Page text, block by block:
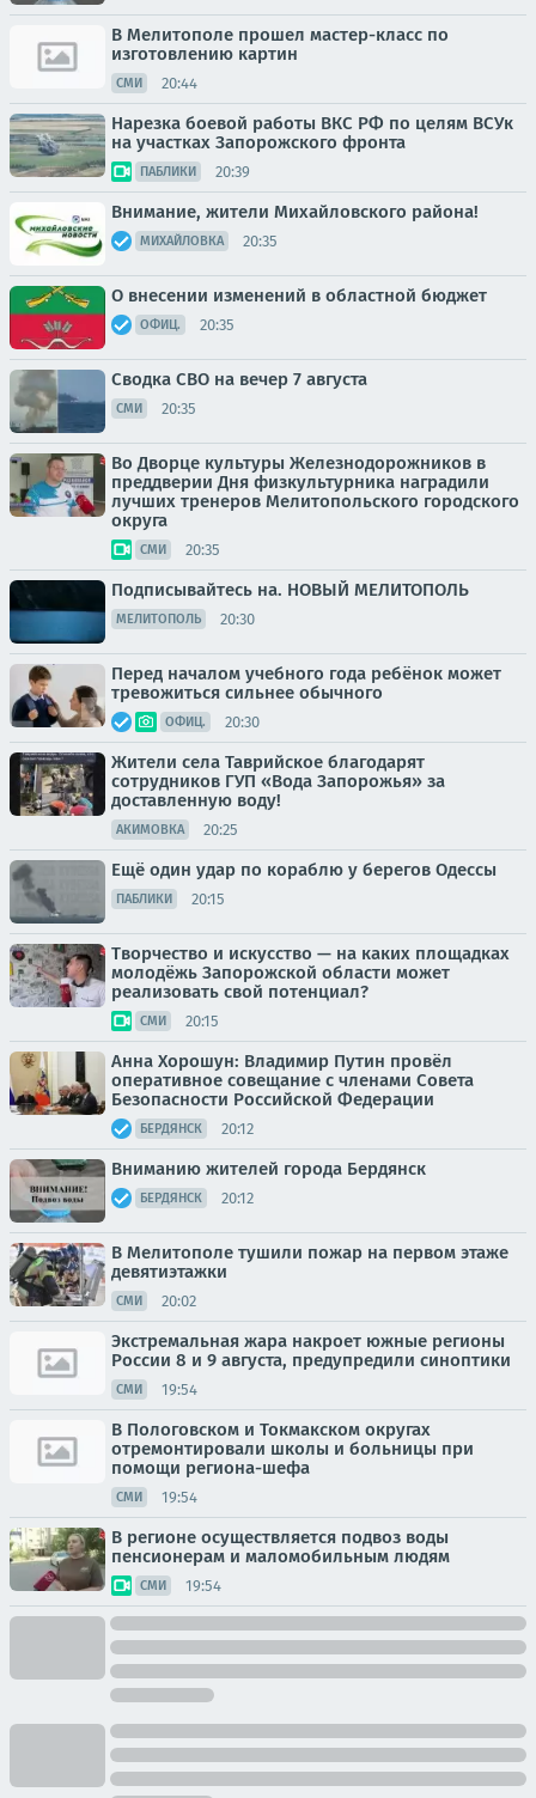
В Мелитополе прошел мастер-класс по
изготовлению картин
СМИ 20:44
Нарезка боевой работы ВКС РФ по целям ВСУк
на участках Запорожского фронта
ПАБЛИКИ 20:39
Внимание, жители Михайловского района!
МИХАЙЛОВКА 20:35
О внесении изменений в областной бюджет
ОФИЦ. 20:35
Сводка СВО на вечер 7 августа
СМИ 20:35
Во Дворце культуры Железнодорожников в
преддверии Дня физкультурника наградили
лучших тренеров Мелитопольского городского
округа
СМИ 20:35
Подписывайтесь на. НОВЫЙ МЕЛИТОПОЛЬ
МЕЛИТОПОЛЬ 20:30
Перед началом учебного года ребёнок может
тревожиться сильнее обычного
ОФИЦ. 20:30
Жители села Таврийское благодарят
сотрудников ГУП «Вода Запорожья» за
доставленную воду!
АКИМОВКА 20:25
Ещё один удар по кораблю у берегов Одессы
ПАБЛИКИ 20:15
Творчество и искусство — на каких площадках
молодёжь Запорожской области может
реализовать свой потенциал?
СМИ 20:15
Анна Хорошун: Владимир Путин провёл
оперативное совещание с членами Совета
Безопасности Российской Федерации
БЕРДЯНСК 20:12
Вниманию жителей города Бердянск
БЕРДЯНСК 20:12
В Мелитополе тушили пожар на первом этаже
девятиэтажки
СМИ 20:02
Экстремальная жара накроет южные регионы
России 8 и 9 августа, предупредили синоптики
СМИ 19:54
В Пологовском и Токмакском округах
отремонтировали школы и больницы при
помощи региона-шефа
СМИ 19:54
В регионе осуществляется подвоз воды
пенсионерам и маломобильным людям
СМИ 19:54